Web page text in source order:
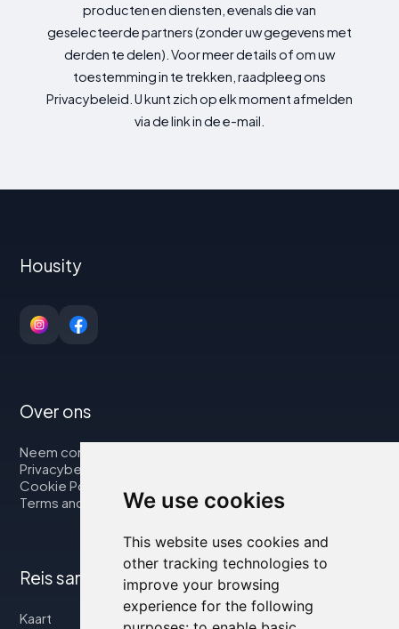
We use cookies
This website uses cookies and
other tracking technologies to
improve your browsing
experience for the following
producten en diensten, evenals die van
geselecteerde partners (zonder uw gegevens met
derden te delen). Voor meer details of om uw
toestemming in te trekken, raadpleeg ons
Privacybeleid. U kunt zich op elk moment afmelden
via de link in de e-mail.
Housity
Over ons
Neem contact op met
Privacybeleid
Cookie Policy
Terms and Conditions
Reis samen met ons
Kaart